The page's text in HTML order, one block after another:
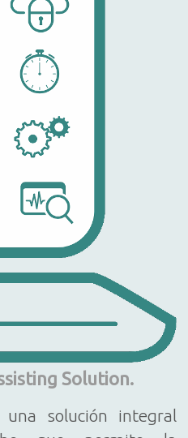
Solution.
una solución integral